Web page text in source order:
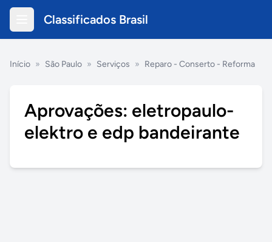
Classificados Brasil
Início » São Paulo » Serviços » Reparo - Conserto - Reforma
Aprovações: eletropaulo-
elektro e edp bandeirante